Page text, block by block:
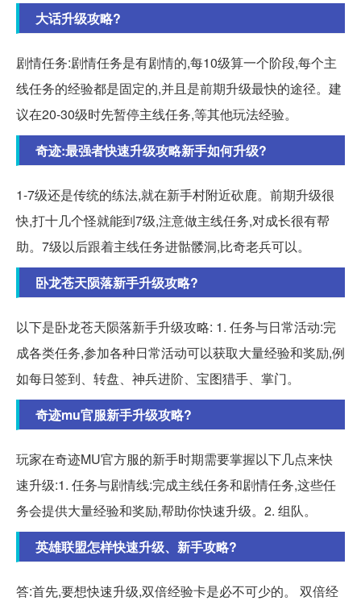
大话升级攻略?
剧情任务:剧情任务是有剧情的,每10级算一个阶段,每个主
线任务的经验都是固定的,并且是前期升级最快的途径。建
议在20-30级时先暂停主线任务,等其他玩法经验。
奇迹:最强者快速升级攻略新手如何升级?
1-7级还是传统的练法,就在新手村附近砍鹿。前期升级很
快,打十几个怪就能到7级,注意做主线任务,对成长很有帮
助。7级以后跟着主线任务进骷髅洞,比奇老兵可以。
卧龙苍天陨落新手升级攻略?
以下是卧龙苍天陨落新手升级攻略: 1. 任务与日常活动:完
成各类任务,参加各种日常活动可以获取大量经验和奖励,例
如每日签到、转盘、神兵进阶、宝图猎手、掌门。
奇迹mu官服新手升级攻略?
玩家在奇迹MU官方服的新手时期需要掌握以下几点来快
速升级:1. 任务与剧情线:完成主线任务和剧情任务,这些任
务会提供大量经验和奖励,帮助你快速升级。2. 组队。
英雄联盟怎样快速升级、新手攻略?
答:首先,要想快速升级,双倍经验卡是必不可少的。 双倍经